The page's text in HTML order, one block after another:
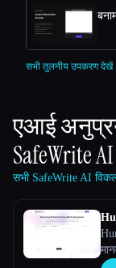
सभी तुलनीय उपकरण
एआई
SafeWrite AI
सभी SafeWrite AI